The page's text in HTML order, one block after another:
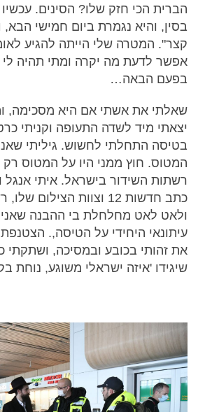
הברית הכי חזק שלו? הסינים.
בסין, והיא נגמרת ביום חמישי הבא,
קצר". המטרה שלי הייתה להגיע
אפשר לדעת מה יקרה ומתי תהיה
בפעם הבאה…
שאלתי את אשתי אם היא מסכימה,
יצאתי מיד לשדה התעופה וקניתי
בטיסה התחלתי לחשוש. גיליתי
המטוס. חוץ ממני היו על המטוס רק
רשתות השידור בישראל. איתי אנגל
ולאט לאט מחלחלת בי ההבנה שאני
עיתונאי היחידי על הטיסה,.
את זהותי בכובע ובמסיכה, ושתקתי
שיגידו 'איזה ישראלי משוגע, נוחת